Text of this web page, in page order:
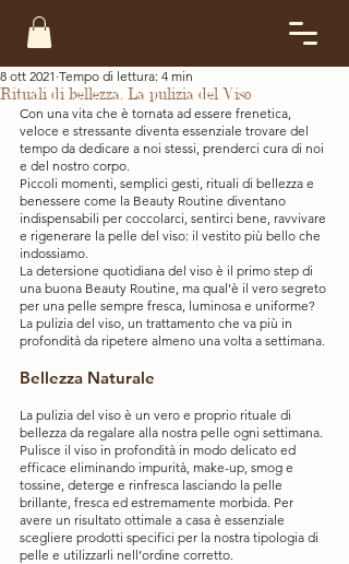
Rituali di bellezza. La pulizia del Viso
8 ott 2021 Tempo di lettura: 4 min
Con una vita che è tornata ad essere frenetica,
veloce e stressante diventa essenziale trovare del
tempo da dedicare a noi stessi, prenderci cura di noi
e del nostro corpo.
Piccoli momenti, semplici gesti, rituali di bellezza e
benessere come la Beauty Routine diventano
indispensabili per coccolarci, sentirci bene, ravvivare
e rigenerare la pelle del viso: il vestito più bello che
indossiamo.
La detersione quotidiana del viso è il primo step di
una buona Beauty Routine, ma qual’è il vero segreto
per una pelle sempre fresca, luminosa e uniforme?
La pulizia del viso, un trattamento che va più in
profondità da ripetere almeno una volta a settimana.
Bellezza Naturale
La pulizia del viso è un vero e proprio rituale di
bellezza da regalare alla nostra pelle ogni settimana.
Pulisce il viso in profondità in modo delicato ed
efficace eliminando impurità, make-up, smog e
tossine, deterge e rinfresca lasciando la pelle
brillante, fresca ed estremamente morbida. Per
avere un risultato ottimale a casa è essenziale
scegliere prodotti specifici per la nostra tipologia di
pelle e utilizzarli nell’ordine corretto.